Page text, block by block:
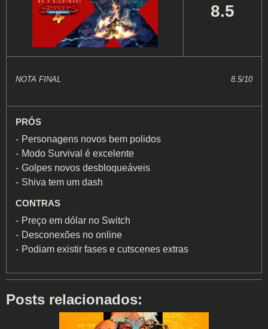
8.5
NOTA FINAL 8.5/10
PRÓS
Personagens novos bem polidos
Modo Survival é excelente
Golpes novos desbloqueáveis
Shiva tem um dash
CONTRAS
Preço em dólar no Switch
Desconexões no online
Podiam existir fases e cutscenes extras
Posts relacionados: